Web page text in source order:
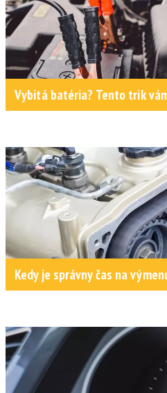
Vybitá batéria? Tento trik
Kedy je správny čas na